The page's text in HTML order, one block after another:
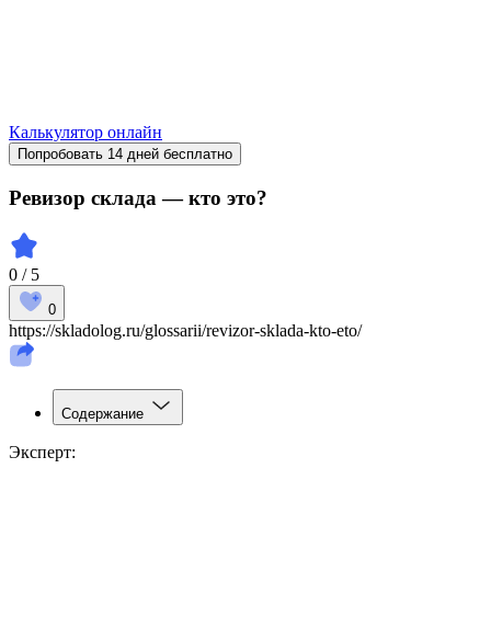
Калькулятор онлайн
Попробовать 14 дней бесплатно
Ревизор склада — кто это?
0 / 5
0
https://skladolog.ru/glossarii/revizor-sklada-kto-eto/
Содержание
Эксперт: